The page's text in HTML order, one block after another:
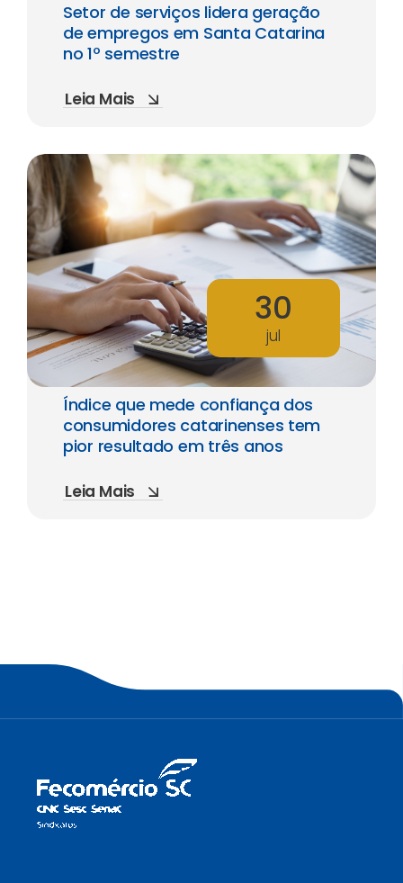
Setor de serviços lidera geração
de empregos em Santa Catarina
no 1º semestre
Leia Mais
30
jul
Índice que mede confiança dos
consumidores catarinenses tem
pior resultado em três anos
Leia Mais